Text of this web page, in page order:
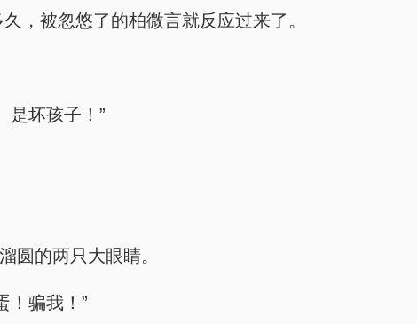
，被忽悠了的柏微言就反应过来了。
是坏孩子！”
圆的两只大眼睛。
！骗我！”